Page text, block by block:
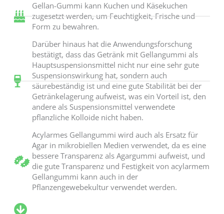
Gellan-Gummi kann Kuchen und Käsekuchen
zugesetzt werden, um Feuchtigkeit, Frische und
Form zu bewahren.
Darüber hinaus hat die Anwendungsforschung
bestätigt, dass das Getränk mit Gellangummi als
Hauptsuspensionsmittel nicht nur eine sehr gute
Suspensionswirkung hat, sondern auch
säurebeständig ist und eine gute Stabilität bei der
Getränkelagerung aufweist, was ein Vorteil ist, den
andere als Suspensionsmittel verwendete
pflanzliche Kolloide nicht haben.
Acylarmes Gellangummi wird auch als Ersatz für
Agar in mikrobiellen Medien verwendet, da es eine
bessere Transparenz als Agargummi aufweist, und
die gute Transparenz und Festigkeit von acylarmem
Gellangummi kann auch in der
Pflanzengewebekultur verwendet werden.